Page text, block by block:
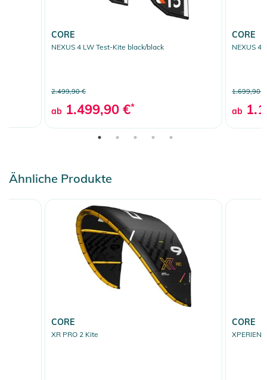
CORE
NEXUS 4 LW Test-Kite black/black
2.499,90 €
ab 1.499,90 €*
CORE
NEXUS 4
1.699,90 €
ab
Ähnliche Produkte
CORE
XR PRO 2 Kite
CORE